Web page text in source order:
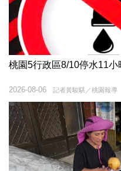
桃園5行政區8/10停水11
記者黃駿騏／桃園報導
2026-08-06